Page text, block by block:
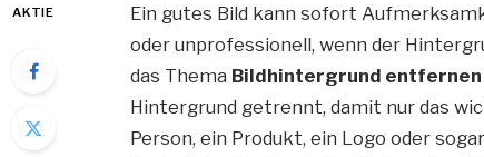
AKTIE
Ein gutes Bild kann sofort
oder unprofessionell, wenn der
das Thema Bildhintergrund entfernen
Hintergrund getrennt, damit nur das
Person, ein Produkt, ein Logo oder